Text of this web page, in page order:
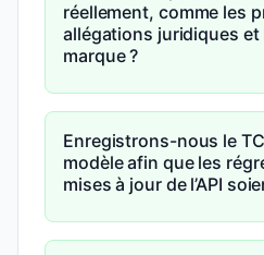
réellement, comme les
allégations juridiques et
marque ?
Enregistrons-nous le
modèle afin que les
mises à jour de l’API